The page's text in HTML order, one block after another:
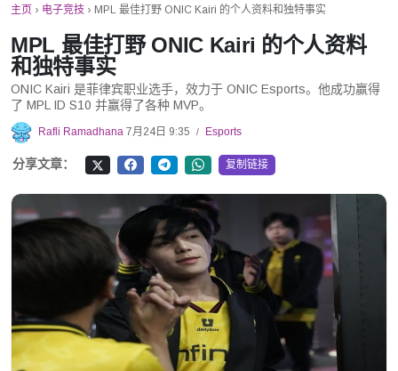
主页 › 电子竞技 › MPL 最佳打野 ONIC Kairi 的个人资料和独特事实
MPL 最佳打野 ONIC Kairi 的个人资料
和独特事实
ONIC Kairi 是菲律宾职业选手，效力于 ONIC Esports。他成功赢得
了 MPL ID S10 并赢得了各种 MVP。
Rafli Ramadhana 7月24日 9:35 / Esports
分享文章： 复制链接